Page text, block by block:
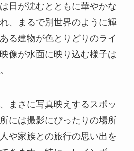
日が沈むとともに華やかな
、まるで別世界のように輝
る建物が色とりどりのライ
像が水面に映り込む様子は
まさに写真映えするスポッ
には撮影にぴったりの場所
や家族との旅行の思い出を